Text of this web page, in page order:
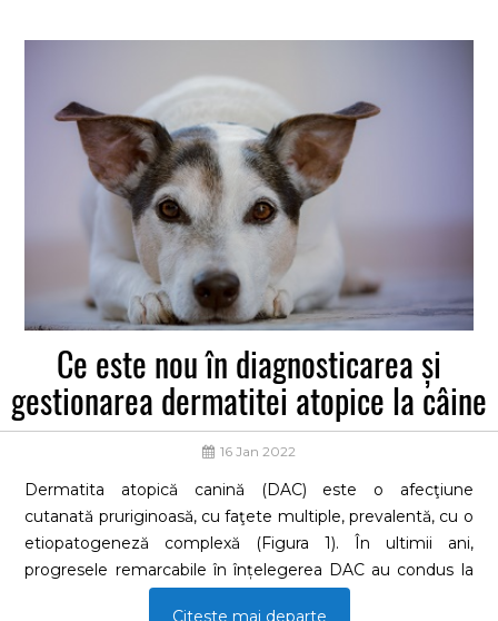
despre etiopatogeneza și trăsăturileclinice ale EH au fost
Ce este nou în diagnosticarea și
gestionarea dermatitei atopice la câine
16 Jan 2022
Dermatita atopică canină (DAC) este o afecţiune
cutanată pruriginoasă, cu faţete multiple, prevalentă, cu o
etiopatogeneză complexă (Figura 1). În ultimii ani,
progresele remarcabile în înțelegerea DAC au condus la
noi strategii de diagnosticare și terapeutice. Actualizări
Citeste mai departe